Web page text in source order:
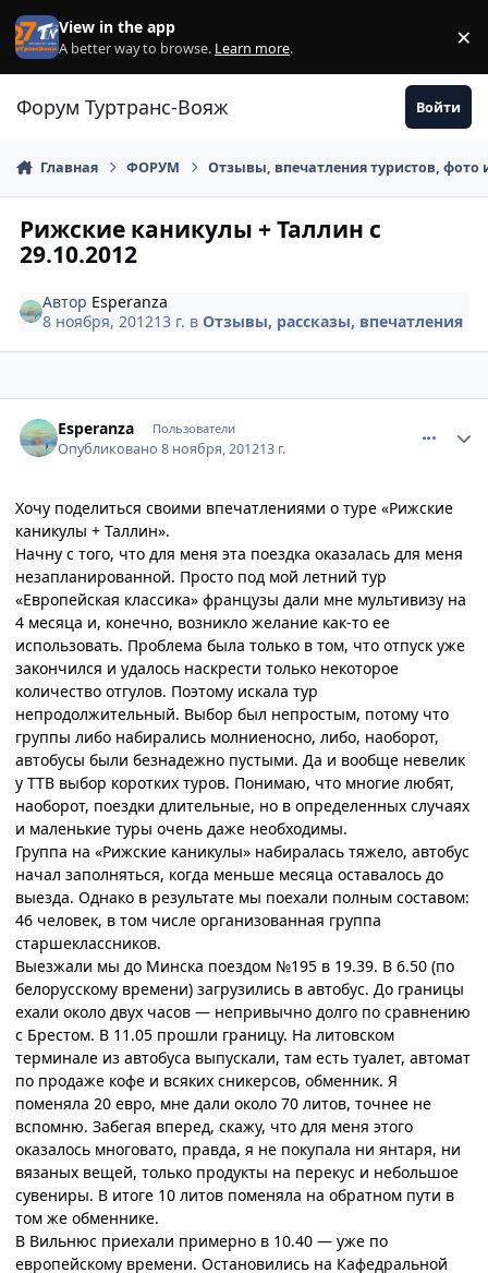
Перейти к содержанию
View in the app
A better way to browse. Learn more. ×
Форум Туртранс-Вояж Войти
Главная ФОРУМ Отзывы, впечатления туристов, фото
Рижские каникулы + Таллин с
29.10.2012
Автор Esperanza
8 ноября, 201213 г. вОтзывы, рассказы, впечатления
Esperanza Пользователи
Опубликовано8 ноября, 201213 г.
Хочу поделиться своими впечатлениями о туре «Рижские
каникулы + Таллин».
Начну с того, что для меня эта поездка оказалась для меня
незапланированной. Просто под мой летний тур
«Европейская классика» французы дали мне мультивизу на
4 месяца и, конечно, возникло желание как-то ее
использовать. Проблема была только в том, что отпуск уже
закончился и удалось наскрести только некоторое
количество отгулов. Поэтому искала тур
непродолжительный. Выбор был непростым, потому что
группы либо набирались молниеносно, либо, наоборот,
автобусы были безнадежно пустыми. Да и вообще невелик
у ТТВ выбор коротких туров. Понимаю, что многие любят,
наоборот, поездки длительные, но в определенных случаях
и маленькие туры очень даже необходимы.
Группа на «Рижские каникулы» набиралась тяжело, автобус
начал заполняться, когда меньше месяца оставалось до
выезда. Однако в результате мы поехали полным составом:
46 человек, в том числе организованная группа
старшеклассников.
Выезжали мы до Минска поездом №195 в 19.39. В 6.50 (по
белорусскому времени) загрузились в автобус. До границы
ехали около двух часов — непривычно долго по сравнению
с Брестом. В 11.05 прошли границу. На литовском
терминале из автобуса выпускали, там есть туалет, автомат
по продаже кофе и всяких сникерсов, обменник. Я
поменяла 20 евро, мне дали около 70 литов, точнее не
вспомню. Забегая вперед, скажу, что для меня этого
оказалось многовато, правда, я не покупала ни янтаря, ни
вязаных вещей, только продукты на перекус и небольшое
сувениры. В итоге 10 литов поменяла на обратном пути в
том же обменнике.
В Вильнюс приехали примерно в 10.40 — уже по
европейскому времени. Остановились на Кафедральной